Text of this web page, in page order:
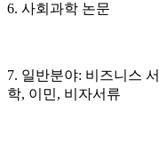
6. 사회과학 논문
7. 일반분야: 비즈니스
학, 이민, 비자서류